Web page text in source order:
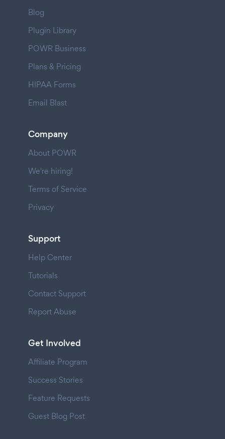
Blog
Plugin Library
POWR Business
Plans & Pricing
HIPAA Forms
Email Blast
Company
About POWR
We're hiring!
Terms of Service
Privacy
Support
Help Center
Tutorials
Contact Support
Report Abuse
Get Involved
Affiliate Program
Success Stories
Feature Requests
Guest Blog Post